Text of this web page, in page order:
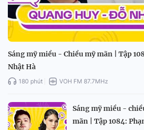
Sáng mỹ miều - Chiều mỹ mãn | Tập
Nhật Hà
180 phút VOH FM 87.7MHz
Sáng mỹ miều -
mãn | Tập 1084: